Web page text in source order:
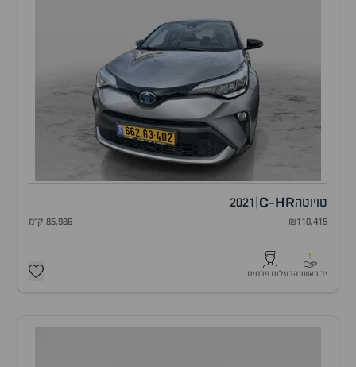
טויוטה C-HR
2021
₪110,415 85,986 ק"מ
1
יד ראשונהבעלות פרטית